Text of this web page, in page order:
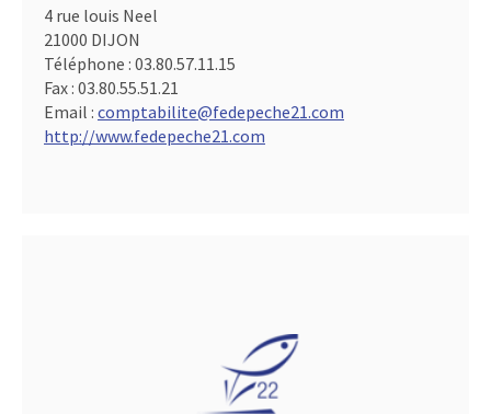
4 rue louis Neel
21000 DIJON
Téléphone : 03.80.57.11.15
Fax : 03.80.55.51.21
Email : comptabilite@fedepeche21.com
http://www.fedepeche21.com